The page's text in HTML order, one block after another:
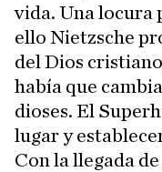
vida. Una locura
ello Nietzsche
del Dios
había que
dioses. El
lugar y
Con la llegada